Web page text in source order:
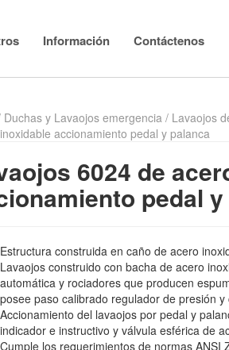
Información Contáctenos
Duchas y Lavaojos emergencia / Lavaojos
accionamiento pedal y palanca
6024 de
pedal
Estructura construida en caño de acero
Lavaojos construido con bacha de acero
automática y rociadores que producen
posee paso calibrado regulador de presión y
Accionamiento del lavaojos por pedal y
indicador e instructivo y válvula esférica de
Cumple los requerimientos de normas ANSI